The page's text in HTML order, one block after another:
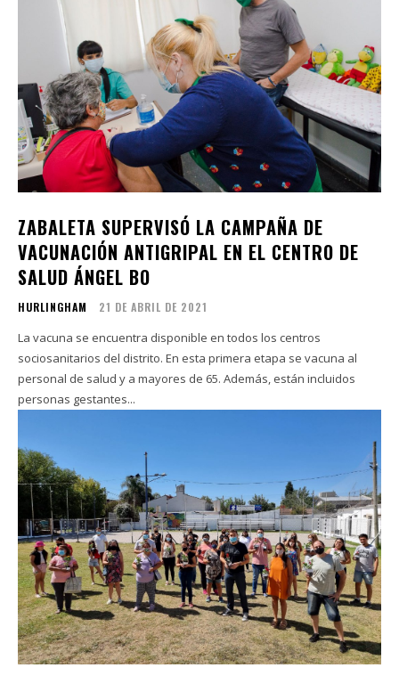
ZABALETA SUPERVISÓ LA CAMPAÑA DE
VACUNACIÓN ANTIGRIPAL EN EL CENTRO DE
SALUD ÁNGEL BO
HURLINGHAM 21 DE ABRIL DE 2021
La vacuna se encuentra disponible en todos los centros
sociosanitarios del distrito. En esta primera etapa se vacuna al
personal de salud y a mayores de 65. Además, están incluidos
personas gestantes...